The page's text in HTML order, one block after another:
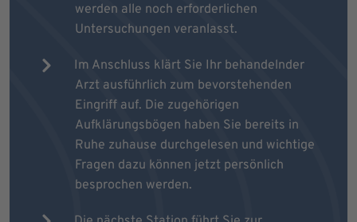
werden alle noch erforderlichen
Untersuchungen veranlasst.
Im Anschluss klärt Sie Ihr behandelnder
Arzt ausführlich zum bevorstehenden
Eingriff auf. Die zugehörigen
Aufklärungsbögen haben Sie bereits in
Ruhe zuhause durchgelesen und wichtige
Fragen dazu können jetzt persönlich
besprochen werden.